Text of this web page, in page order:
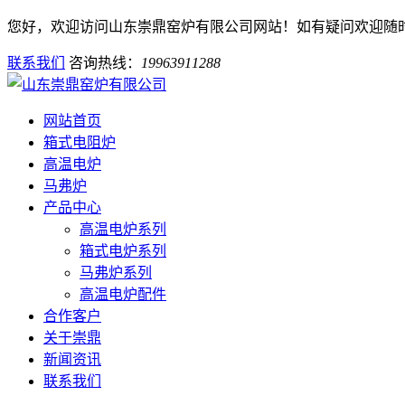
您好，欢迎访问山东崇鼎窑炉有限公司网站！如有疑问欢迎随
联系我们 咨询热线： 19963911288
网站首页
箱式电阻炉
高温电炉
马弗炉
产品中心
高温电炉系列
箱式电炉系列
马弗炉系列
高温电炉配件
合作客户
关于崇鼎
新闻资讯
联系我们